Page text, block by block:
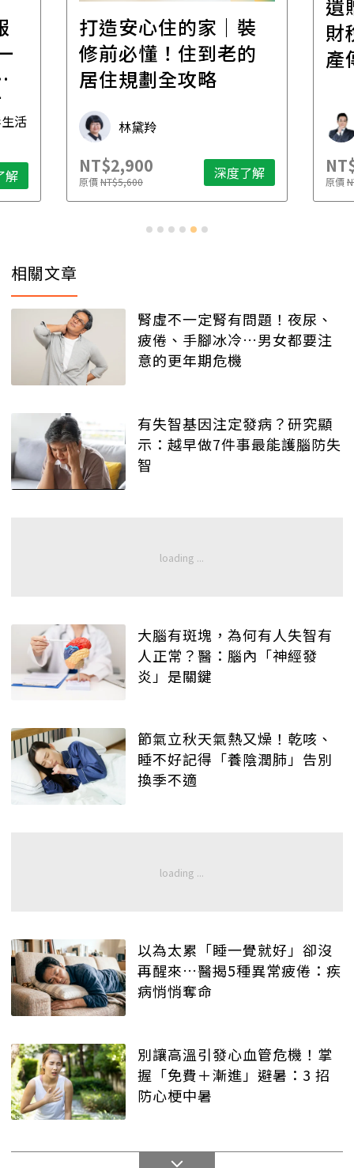
活
解
打造安心住的家｜裝
修前必懂！住到老的
居住規劃全攻略
林黛羚
NT$2,900
原價NT$5,600 深度了解
遺
財
產
原價
相關文章
腎虛不一定腎有問題！夜尿、
疲倦、手腳冰冷…男女都要注
意的更年期危機
有失智基因注定發病？研究顯
示：越早做7件事最能護腦防失
智
大腦有斑塊，為何有人失智有
人正常？醫：腦內「神經發
炎」是關鍵
節氣立秋天氣熱又燥！乾咳、
睡不好記得「養陰潤肺」告別
換季不適
以為太累「睡一覺就好」卻沒
再醒來…醫揭5種異常疲倦：疾
病悄悄奪命
別讓高溫引發心血管危機！掌
握「免費＋漸進」避暑：3 招
防心梗中暑